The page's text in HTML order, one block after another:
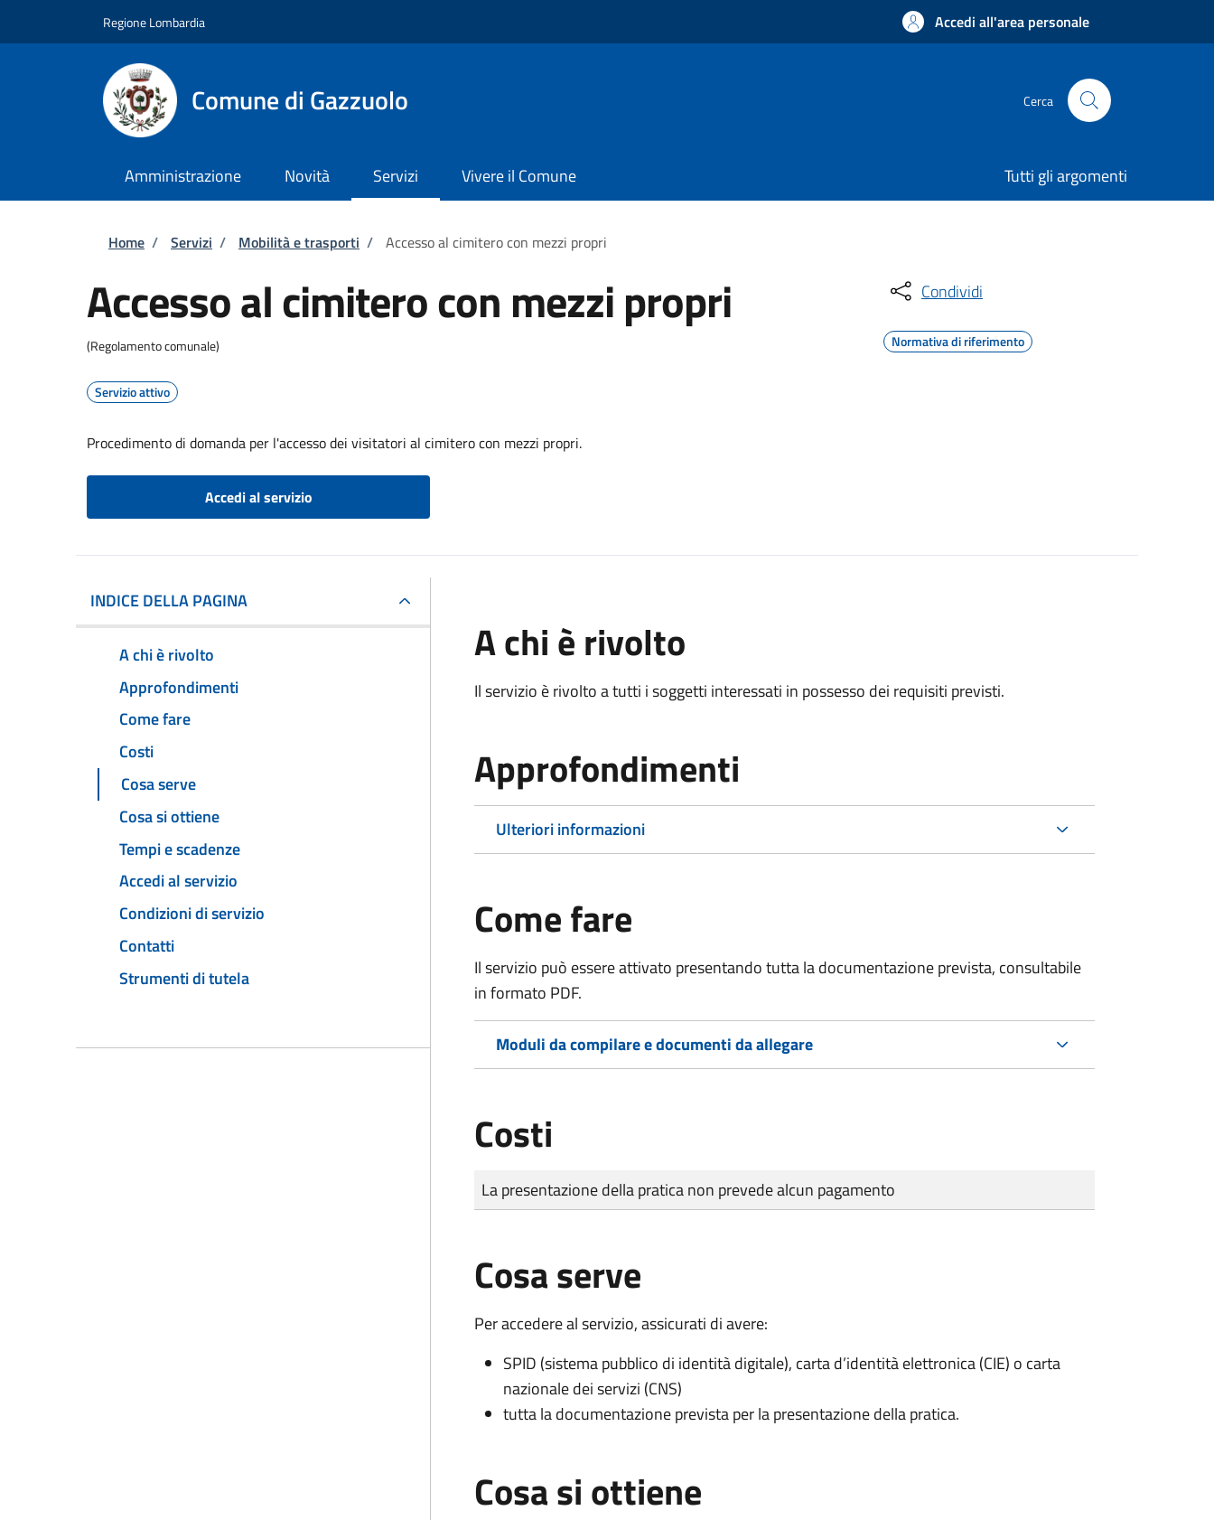
Regione Lombardia Accedi all'area personale
Comune di Gazzuolo Cerca
Amministrazione Novità Servizi Vivere il Comune Tutti gli argomenti
Briciole di pane
Home / Servizi / Mobilità e trasporti / Accesso al cimitero con mezzi propri
Accesso al cimitero con mezzi propri
(Regolamento comunale)
Servizio attivo
Procedimento di domanda per l'accesso dei visitatori al cimitero con mezzi propri.
Accedi al servizio
Condividi
Normativa di riferimento
INDICE DELLA PAGINA
A chi è rivolto
Approfondimenti
Come fare
Costi
Cosa serve
Cosa si ottiene
Tempi e scadenze
Accedi al servizio
Condizioni di servizio
Contatti
Strumenti di tutela
A chi è rivolto
Il servizio è rivolto a tutti i soggetti interessati in possesso dei requisiti previsti.
Approfondimenti
Ulteriori informazioni
Come fare
Il servizio può essere attivato presentando tutta la documentazione prevista, consultabile
in formato PDF.
Moduli da compilare e documenti da allegare
Costi
Tipo di pagamento
Importo
La presentazione della pratica non prevede alcun pagamento
Cosa serve
Per accedere al servizio, assicurati di avere:
SPID (sistema pubblico di identità digitale), carta d’identità elettronica (CIE) o carta
nazionale dei servizi (CNS)
tutta la documentazione prevista per la presentazione della pratica.
Cosa si ottiene